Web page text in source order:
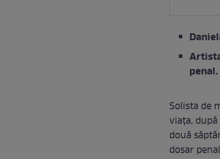
penal.
Solista de
viața,
două
dosar